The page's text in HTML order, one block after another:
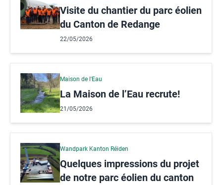
Visite du chantier du parc éolien
du Canton de Redange
22/05/2026
Maison de l'Eau
La Maison de l’Eau recrute!
21/05/2026
Wandpark Kanton Réiden
Quelques impressions du projet
de notre parc éolien du canton